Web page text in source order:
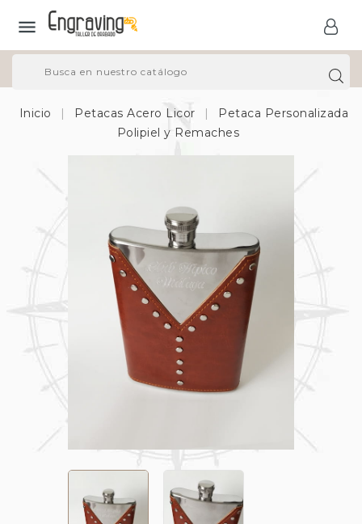

Inicio Petacas Acero Licor
Petaca Personalizada
Polipiel y Remaches